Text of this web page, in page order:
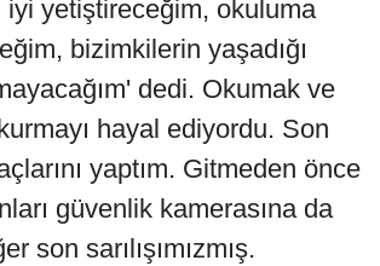
iyi yetiştireceğim, okuluma
bizimkilerin yaşadığı
dedi. Okumak ve
hayal ediyordu. Son
yaptım. Gitmeden önce
güvenlik kamerasına da
son sarılışımızmış.